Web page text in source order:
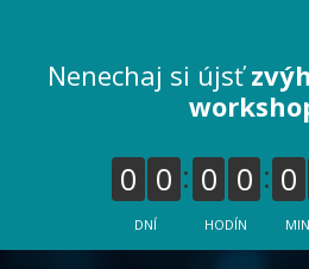
Nenechaj si újsť
0 0
DNÍ
0 0
HODÍN
0